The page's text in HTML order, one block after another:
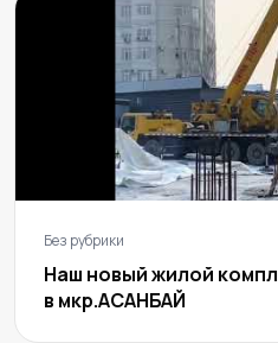
Без рубрики
Наш новый жилой
в мкр.АСАНБАЙ